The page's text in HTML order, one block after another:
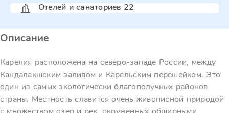
Отелей и санаториев 22
Описание
Карелия расположена на северо-западе России, между
Кандалакшским заливом и Карельским перешейком. Это
один из самых экологически благополучных районов
страны. Местность славится очень живописной природой